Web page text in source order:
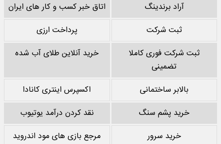
آراد برندینگ
اتاق خبر کسب و کار های ایران
ثبت شرکت
پرداخت ارزی
ثبت شرکت فوری کاملا
تضمینی
خرید آنلاین طلای آب شده
بالابر ساختمانی
اکسپرس اینتری کانادا
خرید پشم سنگ
نقد کردن درآمد یوتیوب
خرید سرور
مرجع بازی های مود اندروید